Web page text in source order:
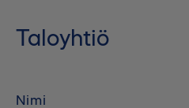
Taloyhtiö
Nimi